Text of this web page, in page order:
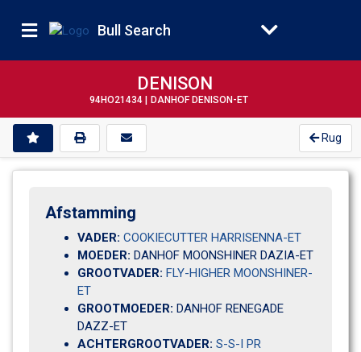
Bull Search
DENISON
94HO21434 | DANHOF DENISON-ET
Rug
Afstamming
VADER: COOKIECUTTER HARRISENNA-ET
MOEDER: DANHOF MOONSHINER DAZIA-ET
GROOTVADER: FLY-HIGHER MOONSHINER-
ET
GROOTMOEDER: DANHOF RENEGADE
DAZZ-ET
ACHTERGROOTVADER: S-S-I PR